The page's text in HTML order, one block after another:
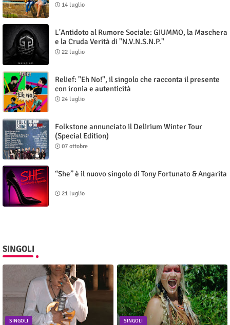
14 luglio
L'Antidoto al Rumore Sociale: GIUMMO, la Maschera
e la Cruda Verità di "N.V.N.S.N.P."
22 luglio
Relief: "Eh No!", il singolo che racconta il presente
con ironia e autenticità
24 luglio
Folkstone annunciato il Delirium Winter Tour
(Special Edition)
07 ottobre
“She” è il nuovo singolo di Tony Fortunato & Angarita
21 luglio
SINGOLI
SINGOLI SINGOLI